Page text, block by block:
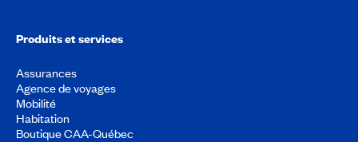
Produits et services
Assurances
Agence de voyages
Mobilité
Habitation
Boutique CAA-Québec